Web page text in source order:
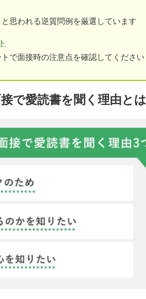
思われる逆質問例を厳選しています
で面接時の注意点を確認してください
で愛読書を聞く理由とは